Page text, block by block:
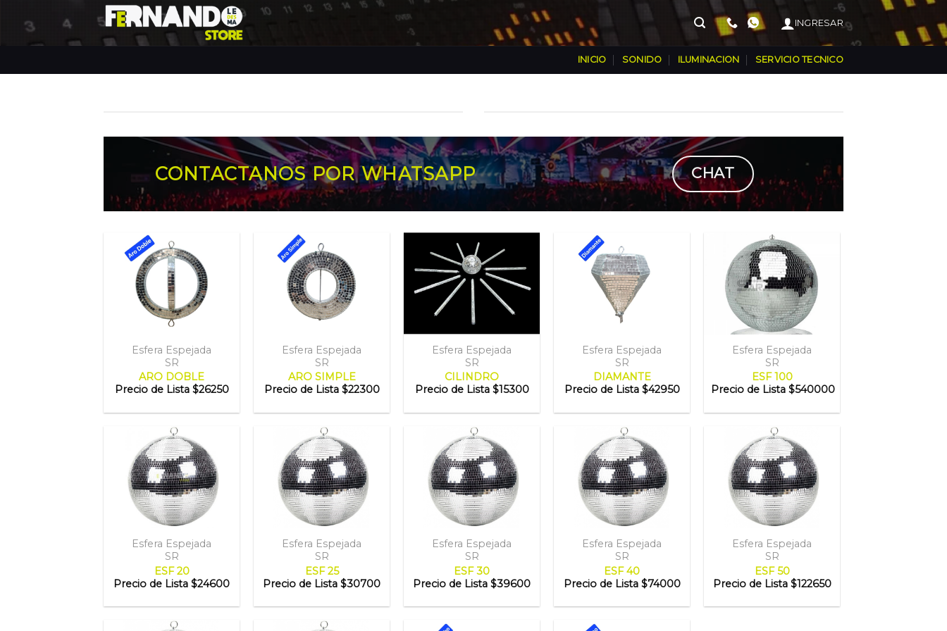
INGRESAR
INICIO SONIDO ILUMINACION SERVICIO TECNICO
CONTACTANOS POR WHATSAPP CHAT
Esfera Espejada
SR
ARO DOBLE
Precio de Lista $26250
Esfera Espejada
SR
ARO SIMPLE
Precio de Lista $22300
Esfera Espejada
SR
CILINDRO
Precio de Lista $15300
Esfera Espejada
SR
DIAMANTE
Precio de Lista $42950
Esfera Espejada
SR
ESF 100
Precio de Lista $540000
Esfera Espejada
SR
ESF 20
Precio de Lista $24600
Esfera Espejada
SR
ESF 25
Precio de Lista $30700
Esfera Espejada
SR
ESF 30
Precio de Lista $39600
Esfera Espejada
SR
ESF 40
Precio de Lista $74000
Esfera Espejada
SR
ESF 50
Precio de Lista $122650